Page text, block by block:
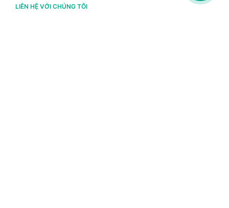
LIÊN HỆ VỚI CHÚNG TÔI